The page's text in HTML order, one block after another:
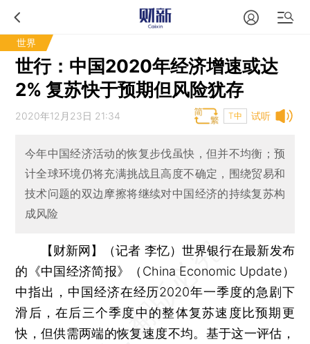
世界
世行：中国2020年经济增速或达
2% 复苏快于预期但风险犹存
试听
2020年12月23日 21:34 T中
今年中国经济活动的恢复步伐虽快，但并不均衡；预
计全球环境仍将充满挑战且高度不确定，围绕贸易和
技术问题的双边摩擦将继续对中国经济的持续复苏构
成风险
【财新网】（记者 李忆） 世界银行在最新发布
的《中国经济简报》（China Economic Update）
中指出，中国经济在经历2020年一季度的急剧下
滑后，在后三个季度中的整体复苏速度比预期更
快，但供需两端的恢复速度不均。基于这一评估，